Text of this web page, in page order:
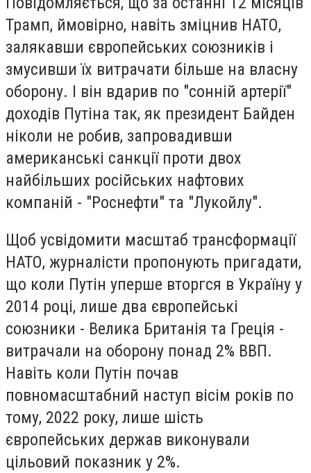
Трамп, ймовірно, навіть зміцнив НАТО,
залякавши європейських союзників і
змусивши їх витрачати більше на власну
оборону. І він вдарив по "сонній артерії"
доходів Путіна так, як президент Байден
ніколи не робив, запровадивши
американські санкції проти двох
найбільших російських нафтових
компаній - "Роснефти" та "Лукойлу".
Щоб усвідомити масштаб трансформації
НАТО, журналісти пропонують пригадати,
що коли Путін уперше вторгся в Україну у
2014 році, лише два європейські
союзники - Велика Британія та Греція -
витрачали на оборону понад 2% ВВП.
Навіть коли Путін почав
повномасштабний наступ вісім років по
тому, 2022 року, лише шість
європейських держав виконували
цільовий показник у 2%.